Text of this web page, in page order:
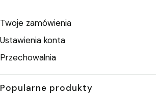
Twoje zamówienia
Ustawienia konta
Przechowalnia
Popularne produkty